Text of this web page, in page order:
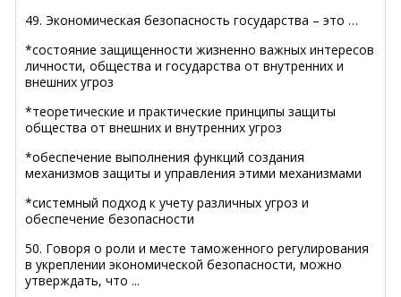
49. Экономическая безопасность государства – это …
*состояние защищенности жизненно важных интересов
личности, общества и государства от внутренних и
внешних угроз
*теоретические и практические принципы защиты
общества от внешних и внутренних угроз
*обеспечение выполнения функций создания
механизмов защиты и управления этими механизмами
*системный подход к учету различных угроз и
обеспечение безопасности
50. Говоря о роли и месте таможенного регулирования
в укреплении экономической безопасности, можно
утверждать, что ...